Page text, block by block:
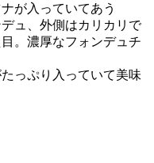
が入っていてあう
ュ、外側はカリカリで
。濃厚なフォンデュチ
っぷり入っていて美味